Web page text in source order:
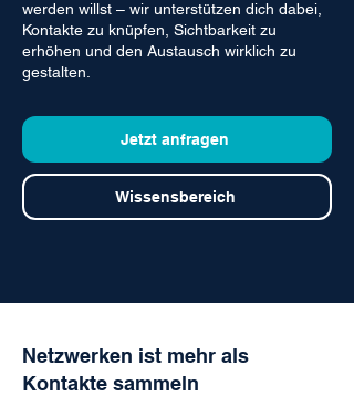
werden willst – wir unterstützen dich dabei,
Kontakte zu knüpfen, Sichtbarkeit zu
erhöhen und den Austausch wirklich zu
gestalten.
Jetzt anfragen
Wissensbereich
Netzwerken ist mehr als
Kontakte sammeln